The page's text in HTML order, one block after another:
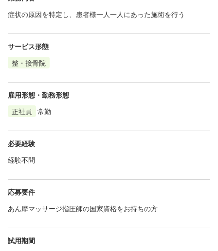
症状の原因を特定し、患者様一人一人にあった施術を行う
サービス形態
整・接骨院
雇用形態・勤務形態
正社員
常勤
必要経験
経験不問
応募要件
あん摩マッサージ指圧師の国家資格をお持ちの方
試用期間